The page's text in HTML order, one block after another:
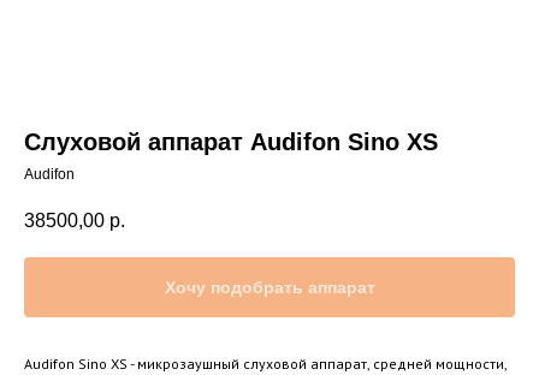
Слуховой аппарат Audifon Sino XS
Audifon
38500,00 р.
Хочу подобрать аппарат
Audifon Sino XS - микрозаушный слуховой аппарат, средней мощности,